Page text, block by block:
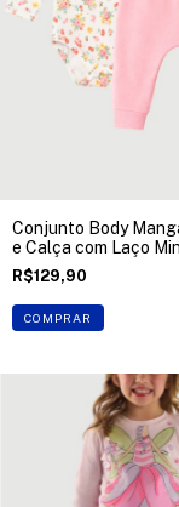
Conjunto Body
e Calça com Laço
R$129,90
COMPRAR